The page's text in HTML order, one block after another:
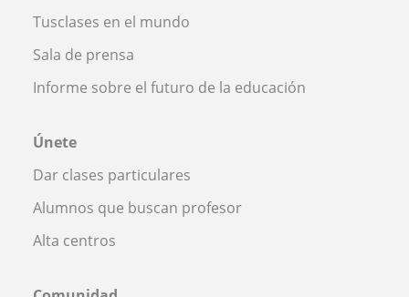
Tusclases en el mundo
Sala de prensa
Informe sobre el futuro de la educación
Únete
Dar clases particulares
Alumnos que buscan profesor
Alta centros